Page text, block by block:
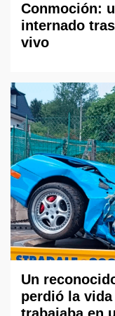
Conmoción:
internado
vivo
Un
perdió la